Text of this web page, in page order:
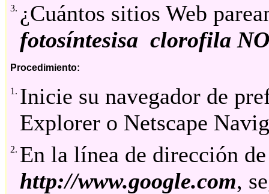
3. ¿Cuántos sitios Web
fotosíntesisa clorofila
Procedimiento:
1. Inicie su navegador de
Explorer o Netscape
2. En la línea de dirección
http://www.google.com,